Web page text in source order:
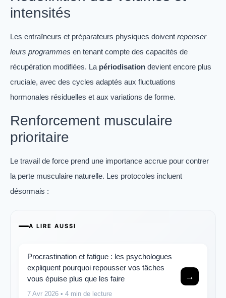
intensités
Les entraîneurs et préparateurs physiques doivent repenser
leurs programmes en tenant compte des capacités de
récupération modifiées. La périodisation devient encore plus
cruciale, avec des cycles adaptés aux fluctuations
hormonales résiduelles et aux variations de forme.
Renforcement musculaire
prioritaire
Le travail de force prend une importance accrue pour contrer
la perte musculaire naturelle. Les protocoles incluent
désormais :
A LIRE AUSSI
Procrastination et fatigue : les psychologues
expliquent pourquoi repousser vos tâches
vous épuise plus que les faire
7 Avr 2026 • 4 min de lecture
→